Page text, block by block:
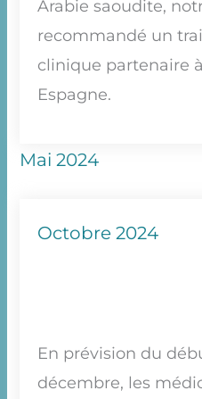
Arabie saoudite,
recommandé un
clinique partenaire
Espagne.
Mai 2024
Octobre 2024
En prévision du
décembre, les